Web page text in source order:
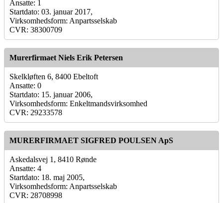
Ansatte: 1
Startdato: 03. januar 2017,
Virksomhedsform: Anpartsselskab
CVR: 38300709
Murerfirmaet Niels Erik Petersen
Skelkløften 6, 8400 Ebeltoft
Ansatte: 0
Startdato: 15. januar 2006,
Virksomhedsform: Enkeltmandsvirksomhed
CVR: 29233578
MURERFIRMAET SIGFRED POULSEN ApS
Askedalsvej 1, 8410 Rønde
Ansatte: 4
Startdato: 18. maj 2005,
Virksomhedsform: Anpartsselskab
CVR: 28708998